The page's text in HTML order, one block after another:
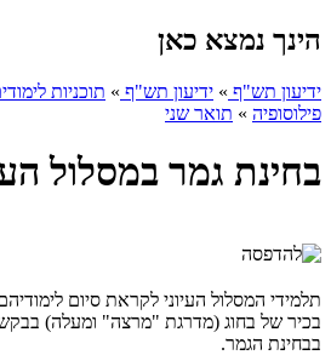
הינך נמצא כאן
ידיעון תש"ף » ידיעון תש"ף » תוכניות
פילוסופיה » תואר שני
בחינת גמר במסלול
תלמידי המסלול העיוני לקראת סיום
בכיר של בחוג (מדרגת "מרצה" ומעלה)
בבחינת הגמר.